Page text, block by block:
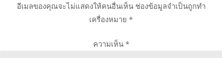
อีเมลของคุณจะไม่แสดงให้คนอื่นเห็น ช่องข้อมูลจำเป็นถูกทำ
เครื่องหมาย *
ความเห็น *